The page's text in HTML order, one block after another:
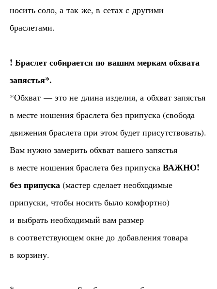
носить соло, а так же, в сетах с другими
браслетами.
! Браслет собирается по вашим меркам обхвата
запястья*.
*Обхват — это не длина изделия, а обхват запястья
в месте ношения браслета без припуска (свобода
движения браслета при этом будет присутствовать).
Вам нужно замерить обхват вашего запястья
в месте ношения браслета без припуска ВАЖНО!
без припуска (мастер сделает необходимые
припуски, чтобы носить было комфортно)
и выбрать необходимый вам размер
в соответствующем окне до добавления товара
в корзину.